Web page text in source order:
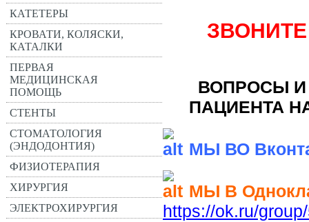
КАТЕТЕРЫ
КРОВАТИ, КОЛЯСКИ,
КАТАЛКИ
ПЕРВАЯ
МЕДИЦИНСКАЯ
ПОМОЩЬ
СТЕНТЫ
СТОМАТОЛОГИЯ
(ЭНДОДОНТИЯ)
ФИЗИОТЕРАПИЯ
ХИРУРГИЯ
ЭЛЕКТРОХИРУРГИЯ
ВОПРОСЫ И
ПАЦИЕНТА
МЫ ВО
МЫ В
https://ok.ru/